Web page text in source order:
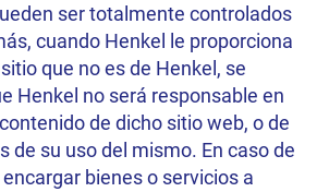
ser totalmente controlados
cuando Henkel le proporciona
que no es de Henkel, se
Henkel no será responsable en
de dicho sitio web, o de
de su uso del mismo. En caso de
bienes o servicios a